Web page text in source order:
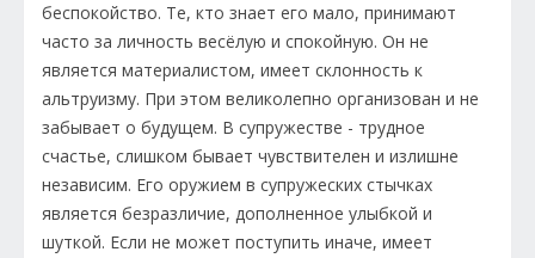
беспокойство. Те, кто знает его мало, принимают
часто за личность весёлую и спокойную. Он не
является материалистом, имеет склонность к
альтруизму. При этом великолепно организован и не
забывает о будущем. В супружестве - трудное
счастье, слишком бывает чувствителен и излишне
независим. Его оружием в супружеских стычках
является безразличие, дополненное улыбкой и
шуткой. Если не может поступить иначе, имеет